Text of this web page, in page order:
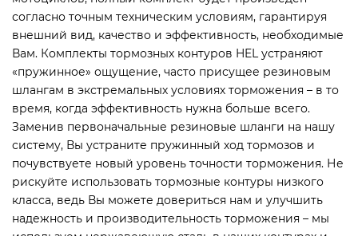
согласно точным техническим условиям, гарантируя
внешний вид, качество и эффективность, необходимые
Вам. Комплекты тормозных контуров HEL устраняют
«пружинное» ощущение, часто присущее резиновым
шлангам в экстремальных условиях торможения – в то
время, когда эффективность нужна больше всего.
Заменив первоначальные резиновые шланги на нашу
систему, Вы устраните пружинный ход тормозов и
почувствуете новый уровень точности торможения. Не
рискуйте использовать тормозные контуры низкого
класса, ведь Вы можете довериться нам и улучшить
надежность и производительность торможения – мы